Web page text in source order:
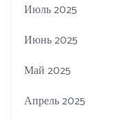
Июль 2025
Июнь 2025
Май 2025
Апрель 2025